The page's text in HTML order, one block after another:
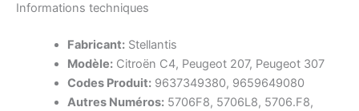
Informations techniques
Fabricant:Stellantis
Modèle:Citroën C4, Peugeot 207, Peugeot 307
Codes Produit:9637349380, 9659649080
Autres Numéros:5706F8, 5706L8, 5706.F8,